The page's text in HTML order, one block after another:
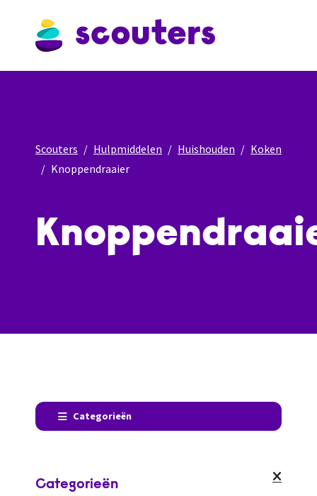
Scouters Hulpmiddelen Huishouden
Koken
Knoppendraaier
Categorieën
Categorieën